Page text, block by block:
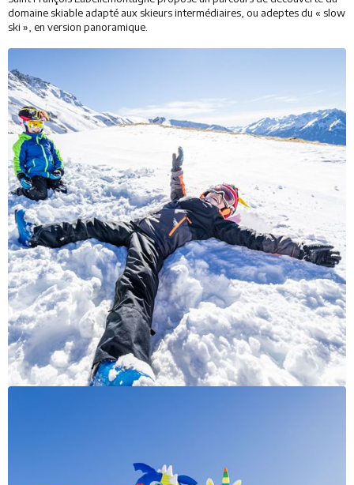
Hébergements
Activités
Restaurants
Services
Animations
domaine skiable adapté aux skieurs intermédiaires, ou adeptes du « slow
ski », en version panoramique.